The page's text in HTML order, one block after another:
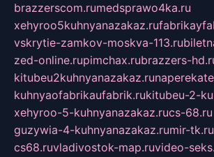
brazzerscom.rumedsprawo4ka.ru
xehyroo5kuhnyanazakaz.ru
vskrytie-zamkov-moskva-113.ru
zed-online.rupimchax.rubrazzers-
kitubeu2kuhnyanazakaz.ru
kuhnyaofabrikaufabrik.rukitubeu-2-
xehyroo-5-kuhnyanazakaz.rucs-68.ru
guzywia-4-kuhnyanazakaz.rumir-tk.ru
cs68.ruvladivostok-map.ruvideo-